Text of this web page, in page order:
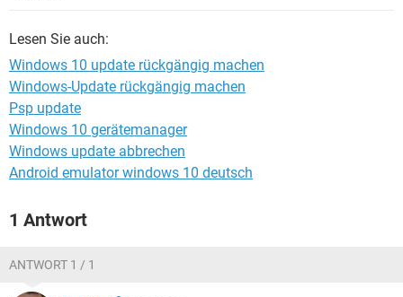
Lesen Sie auch:
Windows 10 update rückgängig machen
Windows-Update rückgängig machen
Psp update
Windows 10 gerätemanager
Windows update abbrechen
Android emulator windows 10 deutsch
1 Antwort
ANTWORT 1 / 1